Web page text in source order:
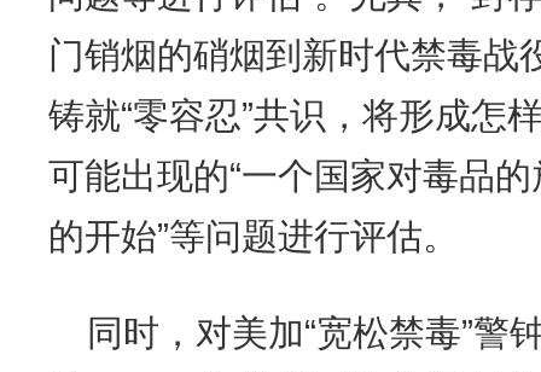
门销烟的硝烟到新时代禁毒战
铸就“零容忍”共识，将形成怎
可能出现的“一个国家对毒品
的开始”等问题进行评估。
同时，对美加“宽松禁毒”警